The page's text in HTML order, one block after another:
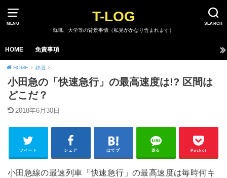
MENU SEARCH
T-LOG
就職、大学等の背景事情（私見がかなり含まれます）
HOME 免責事項
HOME 鉄道
小田急の「快速急行」の最高速度は!? 区間は
どこだ？
2018年6月30日
ツイート シェア はてブ 送る Pocket
小田急線の最速列車「快速急行」の最高速度は毎時何キ